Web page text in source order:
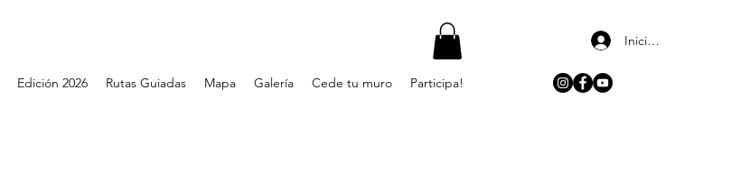
Edición 2026 Rutas Guiadas Mapa Galería Cede tu muro Participa!
Iniciar sesión